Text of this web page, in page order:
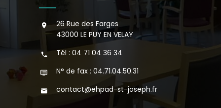
26 Rue des Farges
43000 LE PUY EN VELAY
Tél : 04 71 04 36 34
N° de fax : 04.71.04.50.31
contact@ehpad-st-joseph.fr